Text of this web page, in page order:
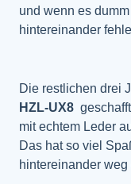
und wenn es
hintereinander
Die restlichen drei
HZL-UX8
mit echtem Leder
Das hat so viel
hintereinander